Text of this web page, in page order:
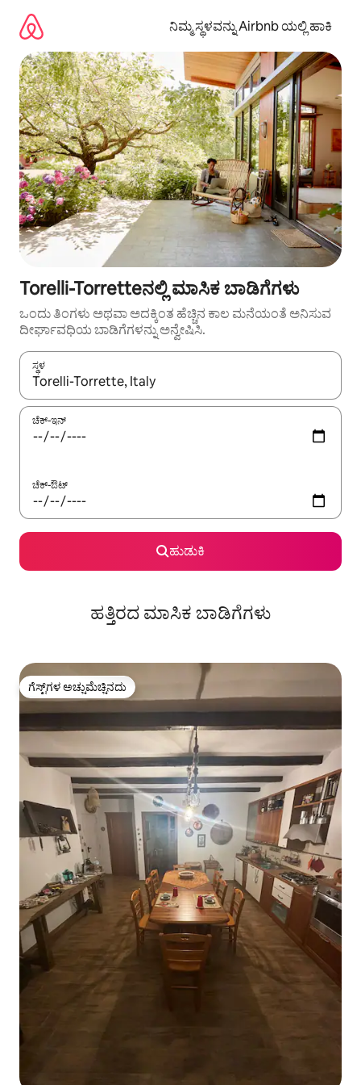
ಹೋಗಿ
ನಿಮ್ಮ ಸ್ಥಳವನ್ನು Airbnb ಯಲ್ಲಿ ಹಾಕಿ
Torelli-Torretteನಲ್ಲಿ ಮಾಸಿಕ ಬಾಡಿಗೆಗಳು
ಒಂದು ತಿಂಗಳು ಅಥವಾ ಅದಕ್ಕಿಂತ ಹೆಚ್ಚಿನ ಕಾಲ ಮನೆಯಂತೆ ಅನಿಸುವ
ದೀರ್ಘಾವಧಿಯ ಬಾಡಿಗೆಗಳನ್ನು ಅನ್ವೇಷಿಸಿ.
ಸ್ಥಳ
ಫಲಿತಾಂಶಗಳು ಲಭ್ಯವಿರುವಾಗ, ಅಪ್ ಮತ್ತು ಡೌನ್ ಬಾಣದ ಕೀಲಿಗಳೊಂದಿಗೆ
ಚೆಕ್-ಇನ್
ಚೆಕ್-ಔಟ್
ಹುಡುಕಿ
ಹತ್ತಿರದ ಮಾಸಿಕ ಬಾಡಿಗೆಗಳು
ಗೆಸ್ಟ್‌ಗಳ ಅಚ್ಚುಮೆಚ್ಚಿನದು
ಗೆಸ್ಟ್‌ಗಳ ಅಚ್ಚುಮೆಚ್ಚಿನದು